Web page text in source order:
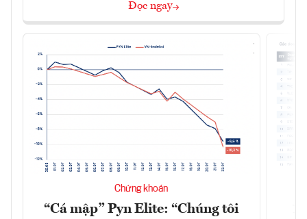
Đọc ngay
Chứng khoán
“Cá mập” Pyn Elite: “Chúng tôi